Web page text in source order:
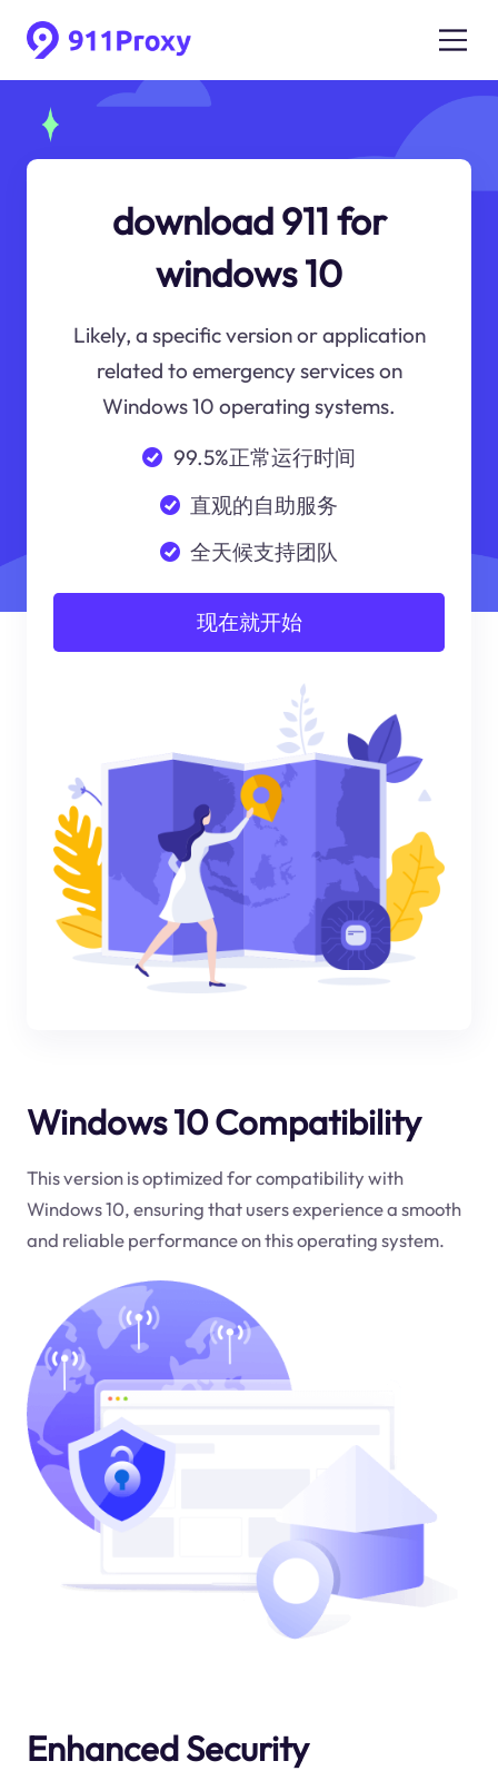
download 911 for
windows 10
Likely, a specific version or application
related to emergency services on
Windows 10 operating systems.
99.5%正常运行时间
直观的自助服务
全天候支持团队
现在就开始
Windows 10 Compatibility
This version is optimized for compatibility with
Windows 10, ensuring that users experience a smooth
and reliable performance on this operating system.
Enhanced Security